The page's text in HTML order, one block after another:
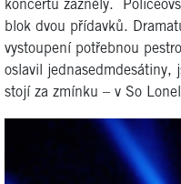
koncertu zazněly.
blok dvou přídavků.
vystoupení potřebnou
oslavil jednasedmdesátiny,
stojí za zmínku – v So